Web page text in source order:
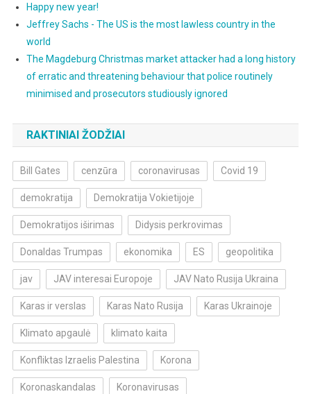
Happy new year!
Jeffrey Sachs - The US is the most lawless country in the
world
The Magdeburg Christmas market attacker had a long history
of erratic and threatening behaviour that police routinely
minimised and prosecutors studiously ignored
RAKTINIAI ŽODŽIAI
Bill Gates cenzūra coronavirusas Covid 19
demokratija Demokratija Vokietijoje
Demokratijos iširimas Didysis perkrovimas
Donaldas Trumpas ekonomika ES geopolitika
jav JAV interesai Europoje JAV Nato Rusija Ukraina
Karas ir verslas Karas Nato Rusija Karas Ukrainoje
Klimato apgaulė klimato kaita
Konfliktas Izraelis Palestina Korona
Koronaskandalas Koronavirusas